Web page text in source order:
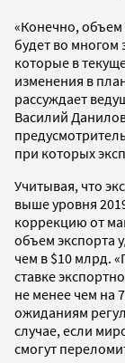
«Конечно,
будет во многом
которые в
изменения в
рассуждает
Василий
при которых
Учитывая, что
выше уровня
коррекцию от
объем экспорта
чем в $10 млрд.
ставке
не менее чем на
ожиданиям
случае, если
смогут